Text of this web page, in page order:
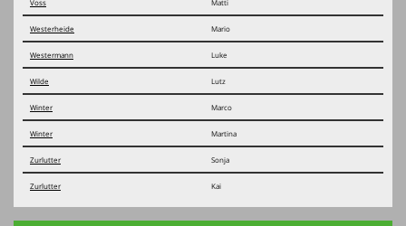
Voss Matti
Westerheide Mario
Westermann Luke
Wilde Lutz
Winter Marco
Winter Martina
Zurlutter Sonja
Zurlutter Kai